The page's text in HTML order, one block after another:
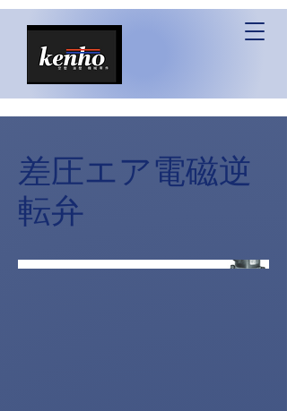
差圧エア電磁逆
転弁